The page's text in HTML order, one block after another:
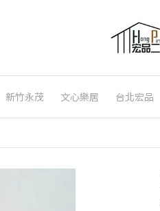
新竹永茂 文心樂居 台北宏品